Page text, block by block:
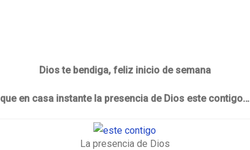
Dios te bendiga, feliz inicio de semana
que en casa instante la presencia de Dios este contigo…
La presencia de Dios